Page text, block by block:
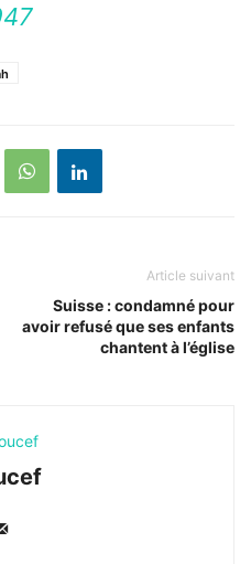
Article suivant
Suisse : condamné pour
avoir refusé que ses enfants
chantent à l’église